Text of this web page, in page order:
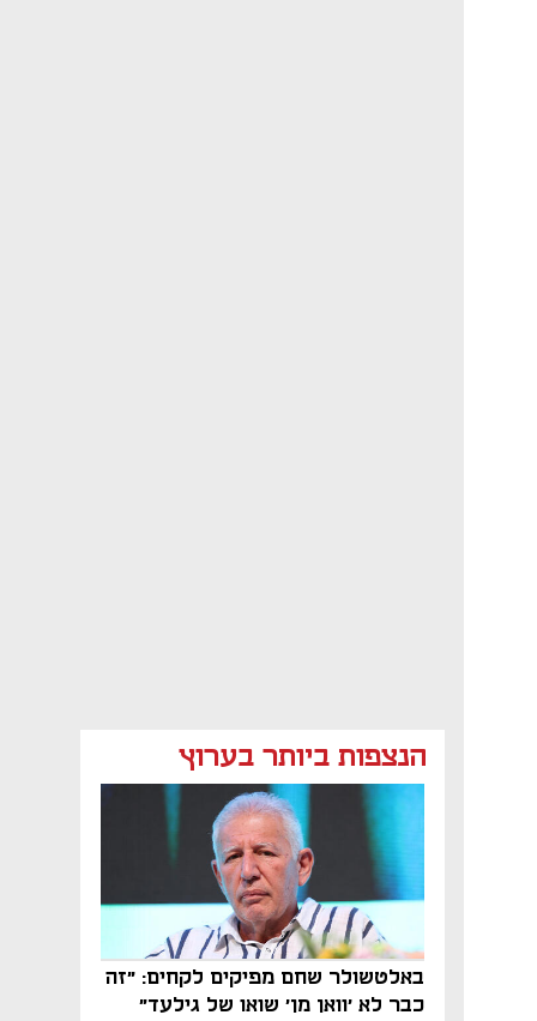
הנצפות ביותר בערוץ
באלטשולר שחם מפיקים לקחים: "זה
כבר לא 'וואן מן' שואו של גילעד"